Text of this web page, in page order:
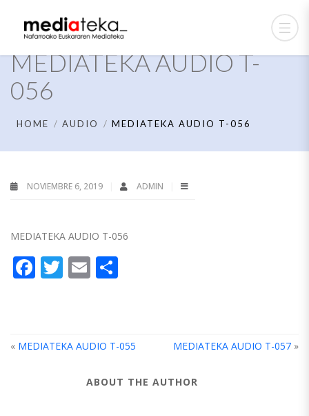
MEDIATEKA AUDIO T-
056
HOME AUDIO MEDIATEKA AUDIO T-056
NOVIEMBRE 6, 2019 ADMIN
MEDIATEKA AUDIO T-056
Facebook
Twitter
Email
« MEDIATEKA AUDIO T-055 MEDIATEKA AUDIO T-057 »
ABOUT THE AUTHOR